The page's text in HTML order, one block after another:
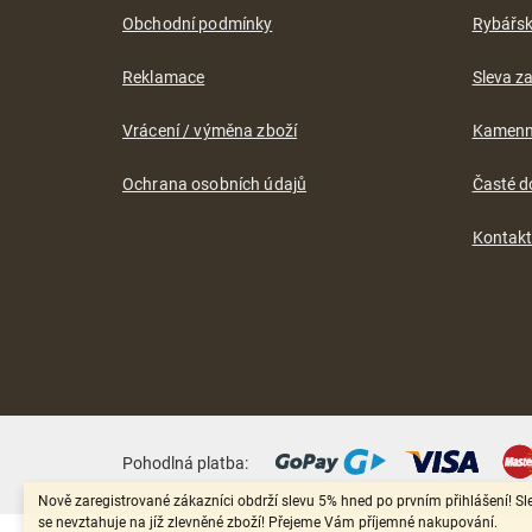
Nově zaregistrované zákazníci obdrží slevu 5% hned po prvním přihlášení!
se nevztahuje na jíž zlevněné zboží! Přejeme Vám příjemné nakupování.
Obchodní podmínky
Reklamace
Vrácení / výměna zboží
Ochrana osobních údajů
Sleva
Časté
Pohodlná platba: